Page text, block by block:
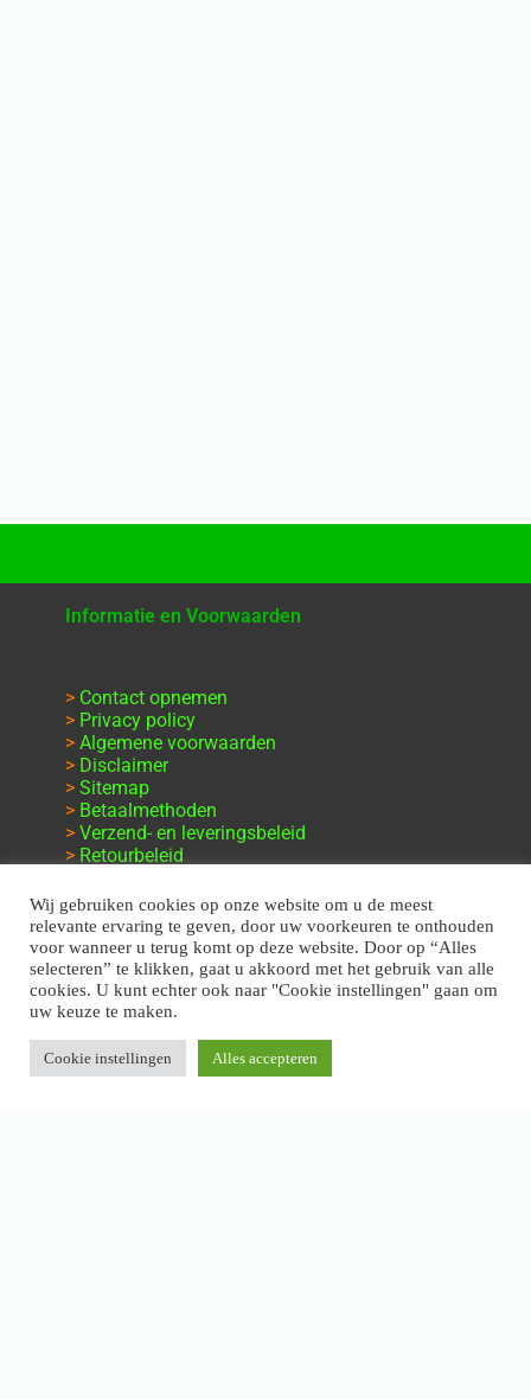
Informatie en Voorwaarden
> Contact opnemen
> Privacy policy
> Algemene voorwaarden
> Disclaimer
> Sitemap
> Betaalmethoden
> Verzend- en leveringsbeleid
> Retourbeleid
Wij gebruiken cookies op onze website om u de meest
relevante ervaring te geven, door uw voorkeuren te onthouden
voor wanneer u terug komt op deze website. Door op “Alles
selecteren” te klikken, gaat u akkoord met het gebruik van alle
cookies. U kunt echter ook naar "Cookie instellingen" gaan om
uw keuze te maken.
Cookie instellingen Alles accepteren